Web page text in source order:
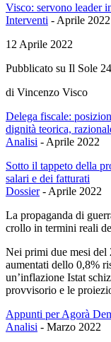
Visco: servono leader
Interventi - Aprile 2022
12 Aprile 2022
Pubblicato su Il Sole
di Vincenzo Visco
Delega fiscale:
dignità teorica,
Analisi - Aprile 2022
Sotto il tappeto della
salari e dei fatturati
Dossier - Aprile 2022
La propaganda di
crollo in termini reali
Nei primi due mesi del
aumentati dello 0,8%
un’inflazione Istat
provvisorio e le
Appunti per Agorà
Analisi - Marzo 2022